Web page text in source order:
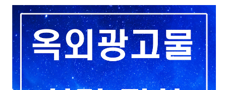
기계 또는 장치를 설치하기 위한 건축물 각층의 바닥면적과 제조시설로 사
용되는 옥외공작물의 수평투영면적을 합산한 면적을 말합니다. 2. 신청방법
공장설립 등에 대한 승인을 받으려는 자는 다음의 서류를 시장·군수 또는
구청장에게 제출해야 합니다. 1) 공장설립 등의 승인신청서..